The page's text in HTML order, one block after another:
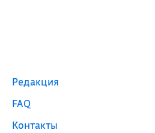
Редакция
FAQ
Контакты